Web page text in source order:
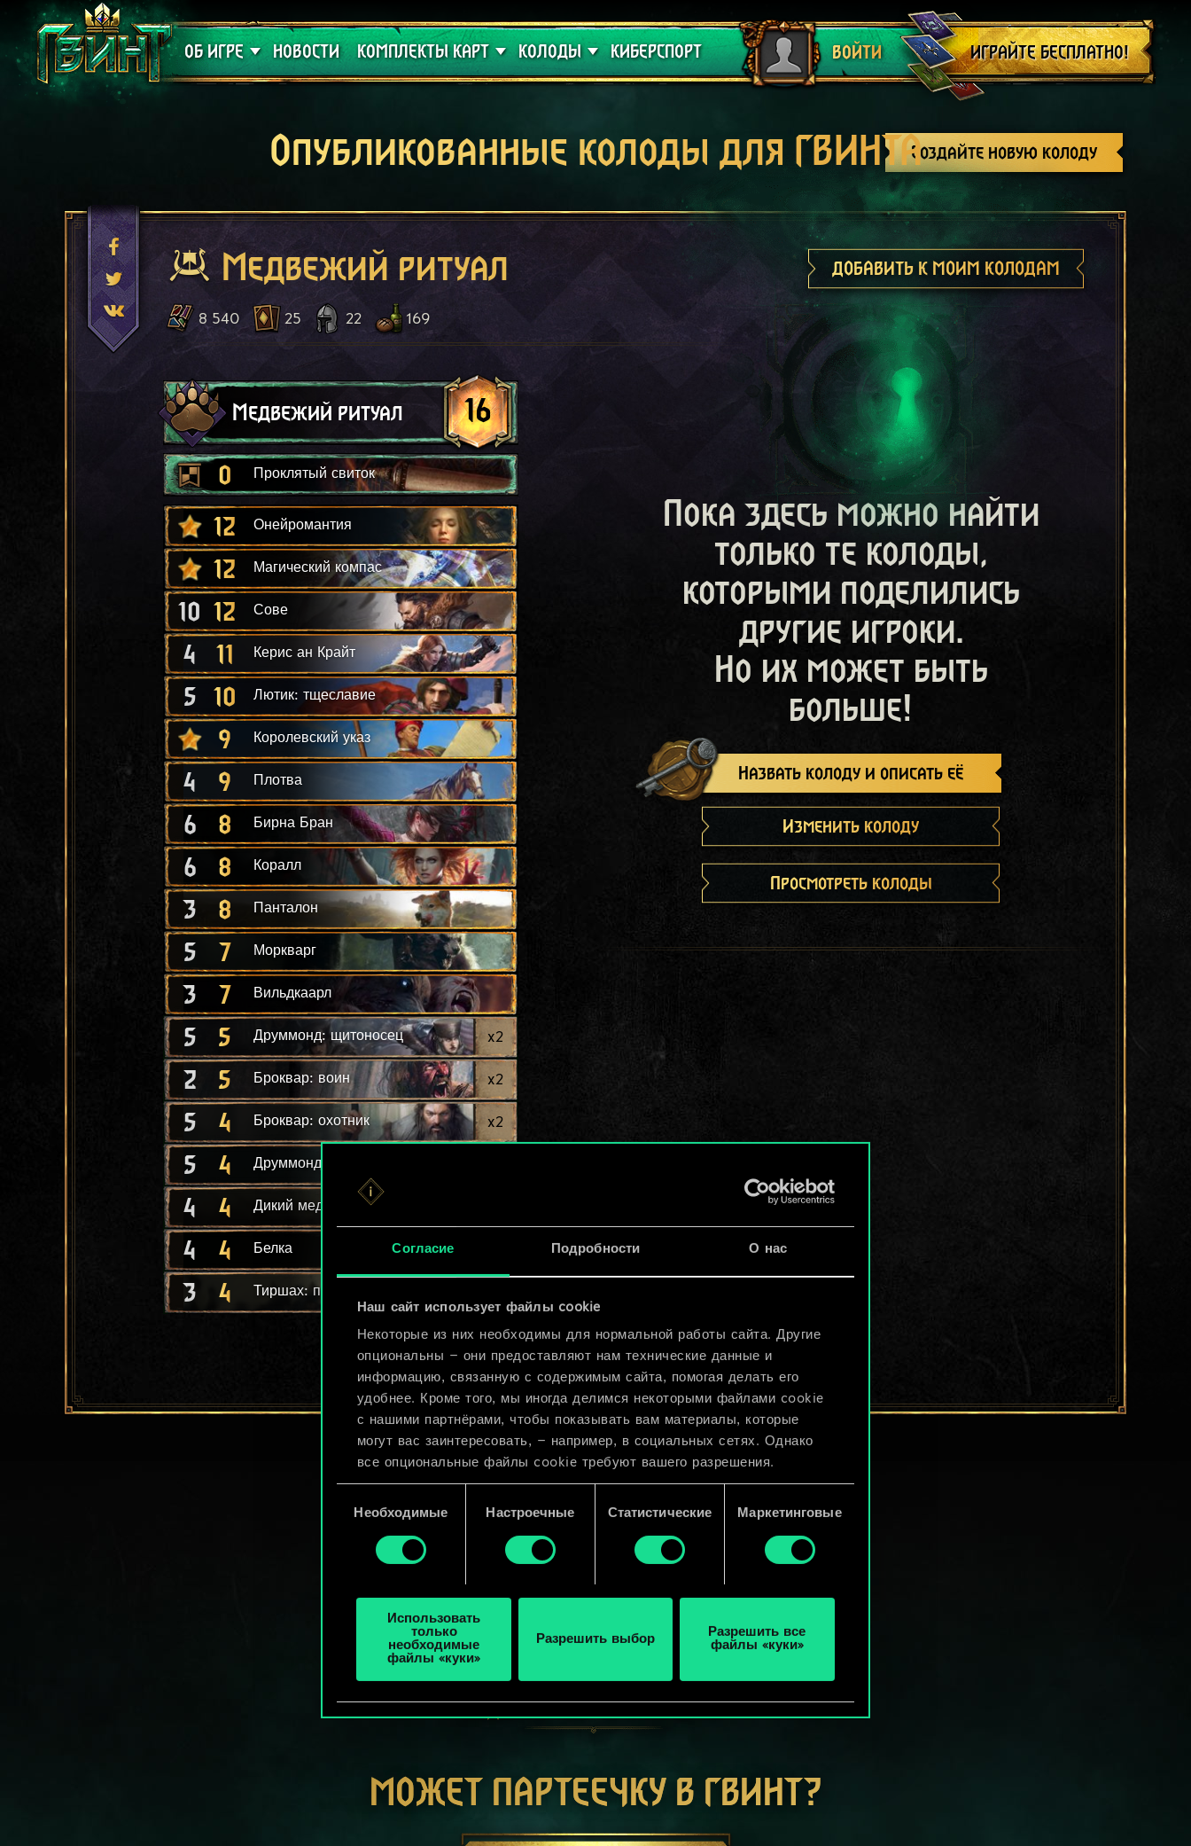
Согласие Подробности О нас
Наш сайт использует файлы cookie
Некоторые из них необходимы для нормальной работы сайта. Другие
опциональны — они предоставляют нам технические данные и
информацию, связанную с содержимым сайта, помогая делать его
удобнее. Кроме того, мы иногда делимся некоторыми файлами cookie
с нашими партнёрами, чтобы показывать вам материалы, которые
могут вас заинтересовать, — например, в социальных сетях. Однако
все опциональные файлы cookie требуют вашего разрешения.
Найти подробную информацию о том, как мы используем ваши файлы
«Настройки» ниже.
согласия
Необходимые Настроечные Статистические Маркетинговые
Использовать
только
необходимые
файлы «куки»
Разрешить выбор
Разрешить все
файлы «куки»
ОБ ИГРЕ
Поддержка
НОВОСТИ КОМПЛЕКТЫ КАРТ
Алое проклятие
КОЛОДЫ
Гайды
КИБЕРСПОРТ ВОЙТИ
Выйти
ИГРАЙТЕ БЕСПЛАТНО!
Создайте новую колоду
Опубликованные колоды для ГВИНТА
Медвежий ритуал ДОБАВИТЬ К МОИМ КОЛОДАМ
8 540 25 22 169
Медвежий ритуал 16
0 Проклятый свиток
12 Онейромантия
12 Магический компас
10 12 Сове
4 11 Керис ан Крайт
5 10 Лютик: тщеславие
9 Королевский указ
4 9 Плотва
6 8 Бирна Бран
6 8 Коралл
3 8 Панталон
5 7 Моркварг
3 7 Вильдкаарл
5 5 Друммонд: щитоносец x2
2 5 Броквар: воин x2
5 4 Броквар: охотник x2
5 4 Друммонд: берсерк
4 4 Дикий медведь
4 4 Белка
3 4 Тиршах: поединщик
Пока здесь можно найти
только те колоды,
которыми поделились
другие игроки.
Но их может быть
больше!
Назвать колоду и описать её
Изменить колоду
Просмотреть колоды
МОЖЕТ ПАРТЕЕЧКУ В ГВИНТ?